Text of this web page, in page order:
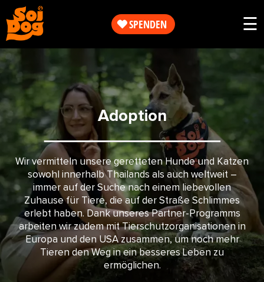
SPENDEN
Unsere
Arbeit
Helfen
Sie
jetzt
Über
uns
☰
Arbeit
Sie
jetzt
Über
uns
SHOP
Adoption
Wir vermitteln unsere geretteten Hunde und Katzen
sowohl innerhalb Thailands als auch weltweit –
immer auf der Suche nach einem liebevollen
Zuhause für Tiere, die auf der Straße Schlimmes
erlebt haben. Dank unseres Partner-Programms
arbeiten wir zudem mit Tierschutzorganisationen in
Europa und den USA zusammen, um noch mehr
Tieren den Weg in ein besseres Leben zu
ermöglichen.